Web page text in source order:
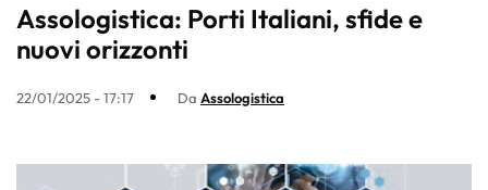
Assologistica: Porti Italiani, sfide e
nuovi orizzonti
22/01/2025 - 17:17 Da Assologistica